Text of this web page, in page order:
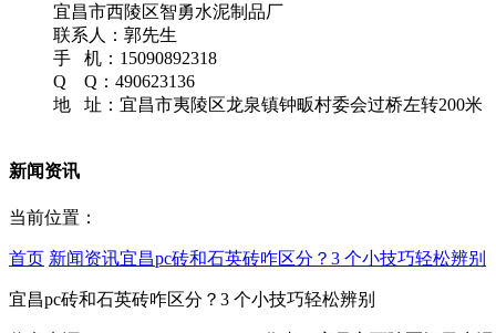
宜昌市西陵区智勇水泥制品厂
联系人：郭先生
手 机：15090892318
Q Q：490623136
地 址：宜昌市夷陵区龙泉镇钟畈村委会过桥左转200米
新闻资讯
当前位置：
首页 新闻资讯宜昌pc砖和石英砖咋区分？3 个小技巧轻松辨别
宜昌pc砖和石英砖咋区分？3 个小技巧轻松辨别